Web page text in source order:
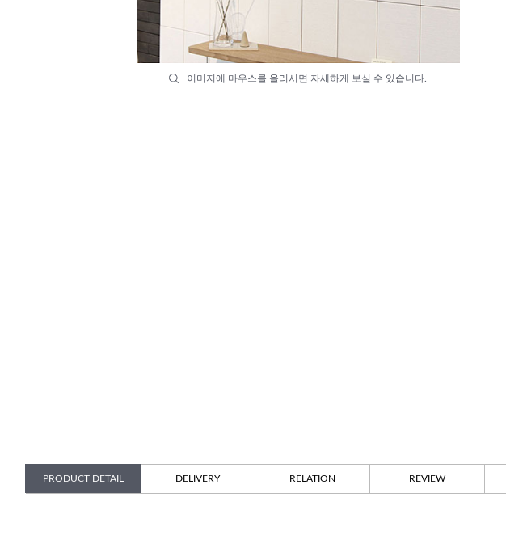
이미지에 마우스를 올리시면 자세하게 보실 수 있습니다.
PRODUCT DETAIL DELIVERY RELATION REVIEW